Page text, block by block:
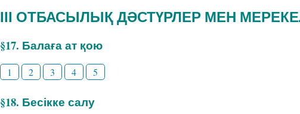
ІІІ ОТБАСЫЛЫҚ ДӘСТҮРЛЕР МЕН
§17. Балаға ат қою
1 2 3 4 5
§18. Бесікке салу